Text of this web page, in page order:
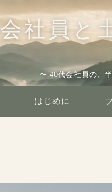
会社員と
〜 40代会社員の、
はじめに